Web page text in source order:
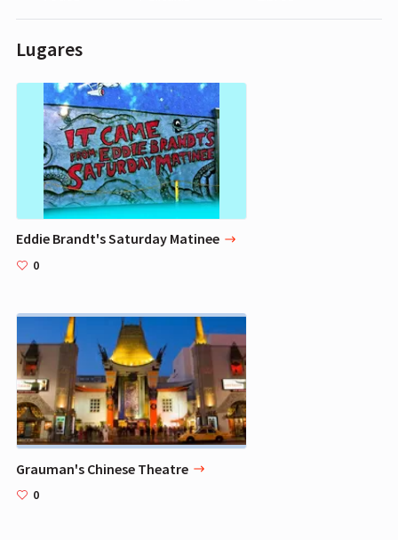
Lugares
Eddie Brandt's Saturday Matinee
0
Grauman's Chinese Theatre
0